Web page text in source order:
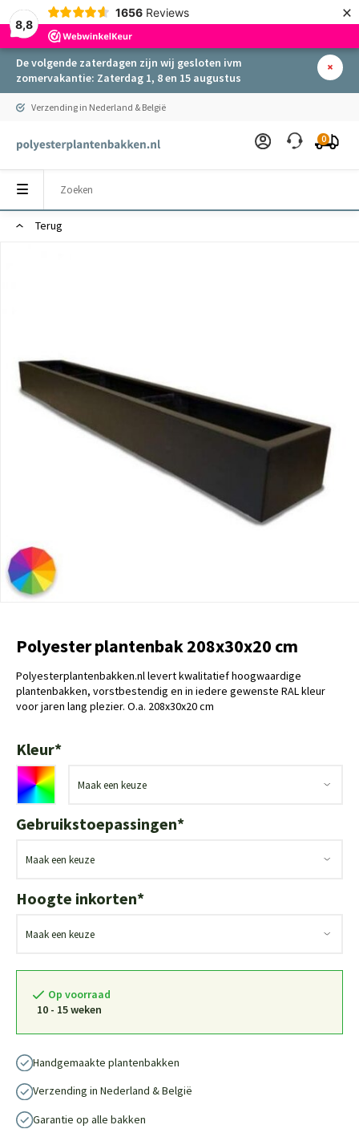
8,8
1656 Reviews ×
De volgende zaterdagen zijn wij gesloten ivm
zomervakantie: Zaterdag 1, 8 en 15 augustus
Verzending in Nederland & België
0
Terug
Polyester plantenbak 208x30x20 cm
Polyesterplantenbakken.nl levert kwalitatief hoogwaardige
plantenbakken, vorstbestendig en in iedere gewenste RAL kleur
voor jaren lang plezier. O.a. 208x30x20 cm
Kleur*
Gebruikstoepassingen*
Hoogte inkorten*
Op voorraad
10 - 15 weken
Handgemaakte plantenbakken
Verzending in Nederland & België
Garantie op alle bakken